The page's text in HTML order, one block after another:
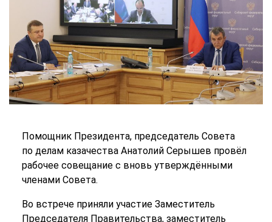
Помощник Президента, председатель Совета
по делам казачества Анатолий Серышев провёл
рабочее совещание с вновь утверждёнными
членами Совета.
Во встрече приняли участие Заместитель
Председателя Правительства, заместитель